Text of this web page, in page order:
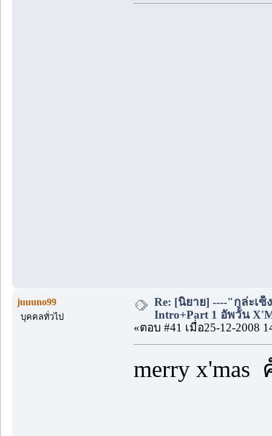
juuuno99
บุคคลทั่วไป
Re: [นิยาย] ----"กูล่ะเ
Intro+Part 1 อัพวัน
«ตอบ #41 เมื่อ25-12-2008
merry x'mas